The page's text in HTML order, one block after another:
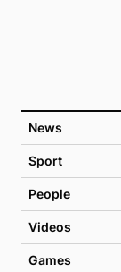
News
Sport
People
Videos
Games